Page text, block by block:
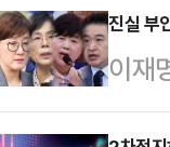
실장
관련
다.
부산
경비
대
진실 부
이재
없다.